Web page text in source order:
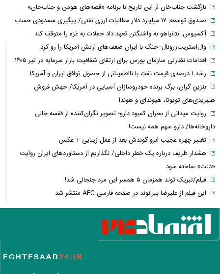
بازگشت جناب‌خان از این تاریخ با برنامه «قصه‌های هومن و جناب‌خان»
صندوق توسعه: ۱۷ میلیارد دلار مطالبات ارزی نفتی/ پیگیری مسدودی حساب
آکسیوس: نتانیاهو به واشنگتن تعهد داد حملات به غزه را متوقف کند
وال‌استریت‌ژرونال: جنگ با ایران ضعف‌های ارتش آمریکا را رو کرد
اقدامات نظارتی سازمان بورس برای ارتقای شفافیت بازار سرمایه در تیر ۱۴۰۵
رشد ۱ درصدی قیمت نفت با نااطمینانی از حصول توافق ایران و آمریکا
بنزینِ گران، برگ برنده خودروسازان آسیایی در آمریکا/ جهش فروش
هیبریدی‌های تویوتا، هیوندای و هوندا
روایت میدانی از بحران کمبود دارو؛ تصویر نگران‌کننده از قفسه خالی
داروخانه‌ها/ دارو سهم همه نیست!
تغییر چهره عجیب ابرو گوندش بعد از عمل زیبایی + عکس
هشدار ظریف درباره یک خطر داخلی/ نگذاریم از دستاوردهای ایران روایت
«ذلت» ساخته شود
فیلم/تبریک تولد همزمان ۵ همسر این مرد جنجالی شد!
این فیلم از علیرضا بیرانوند در صفحه فارسی AFC منتشر شد
فارن پالیسی: موضوع ایران در اختیار دولت آتی اسرائیل نیست/ اپوزیسیون،
این بار نتانیاهو را از پای در می‌آورند؟
آلت‌کوین‌ها در دوئل صعود و سقوط/ سولانا سبزپوش شد، شیبا و گرام زیر
فیلم/ تفحص اهالی میناب برای یافتن پیکر شهدای مدرسه شجره طیبه